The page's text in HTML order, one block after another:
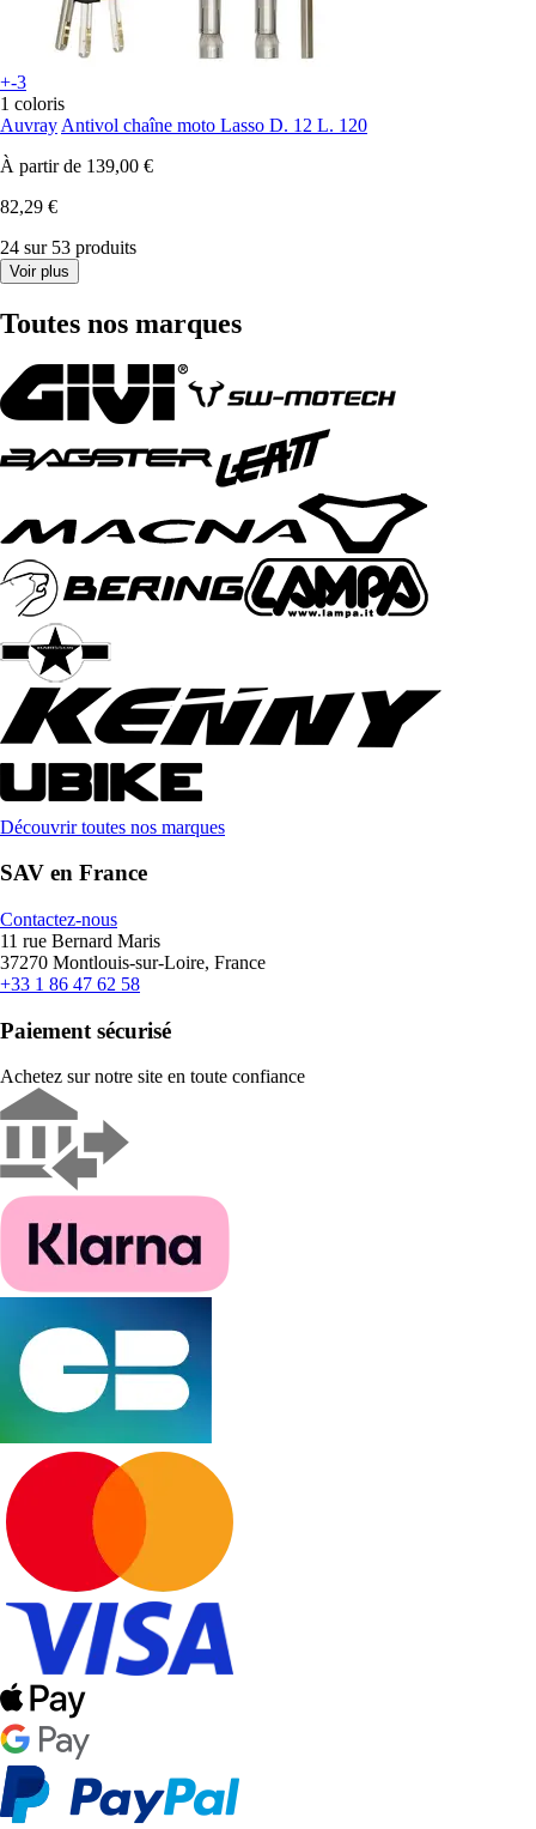
+-3
1 coloris
Auvray Antivol chaîne moto Lasso D. 12 L. 120
À partir de 139,00 €
82,29 €
24 sur 53 produits
Voir plus
Toutes nos marques
Découvrir toutes nos marques
SAV en France
Contactez-nous
11 rue Bernard Maris
37270 Montlouis-sur-Loire, France
+33 1 86 47 62 58
Paiement sécurisé
Achetez sur notre site en toute confiance